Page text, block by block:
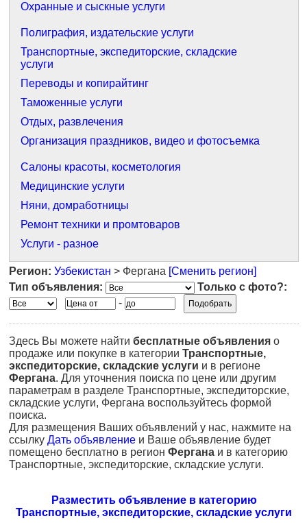
Охранные и сыскные услуги
Полиграфия, издательские услуги
Транспортные, экспедиторские, складские
услуги
Переводы и копирайтинг
Таможенные услуги
Отдых, развлечения
Организация праздников, видео и фотосъемка
Салоны красоты, косметология
Медицинские услуги
Няни, домработницы
Ремонт техники и промтоваров
Услуги - разное
Регион: Узбекистан > Фергана [Сменить регион]
Тип объявления:
Только с фото?:
-
Здесь Вы можете найти бесплатные объявления о
продаже или покупке в категории Транспортные,
экспедиторские, складские услуги и в регионе
Фергана. Для уточнения поиска по цене или другим
параметрам в разделе Транспортные, экспедиторские,
складские услуги, Фергана воспользуйтесь формой
поиска.
Для размещения Ваших объявлений у нас, нажмите на
ссылку Дать объявление и Ваше объявление будет
помещено бесплатно в регион Фергана и в категорию
Транспортные, экспедиторские, складские услуги.
Разместить объявление в категорию
Транспортные, экспедиторские, складские услуги